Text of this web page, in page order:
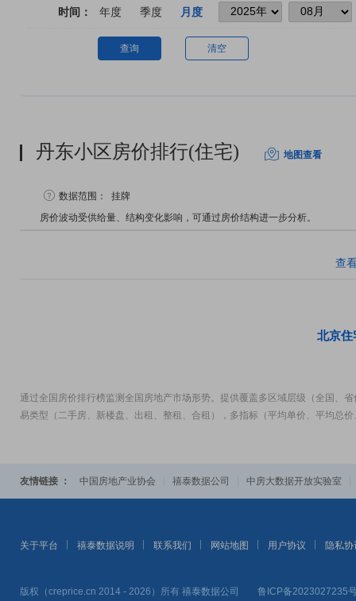
时间： 年度 季度 月度
查询 清空
丹东小区房价排行(住宅) 地图查看
数据范围：
挂牌
房价波动受供给量、结构变化影响，可通过房价结构进一步分析。
查
北京住
通过全国房价排行榜监测全国房地产市场形势。提供覆盖多区域层级（全国、
易类型（二手房、新楼盘、出租、整租、合租），多指标（平均单价、平均总
友情链接 ： 中国房地产业协会 禧泰数据公司 中房大数据开放实验室
关于平台 禧泰数据说明 联系我们 网站地图 用户协议 隐私协
版权（creprice.cn 2014 - 2026）所有 禧泰数据公司 鲁ICP备2023027235